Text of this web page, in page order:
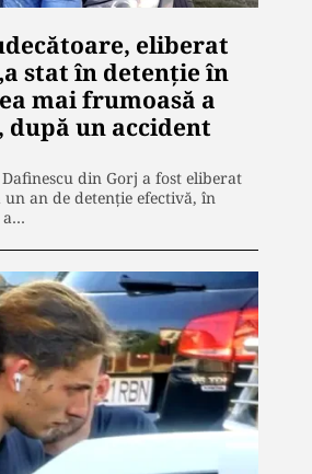
eliberat
stat în detenție în
mai frumoasă a
după un accident
din Gorj a fost eliberat
an de detenție efectivă, în
a…